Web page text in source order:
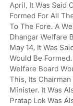
April, It Was Said
Formed For All
To The Fore. A
Dhangar Welfare
May 14, It Was
Would Be
Welfare Board
This, Its
Minister. It Was
Pratap Lok Was